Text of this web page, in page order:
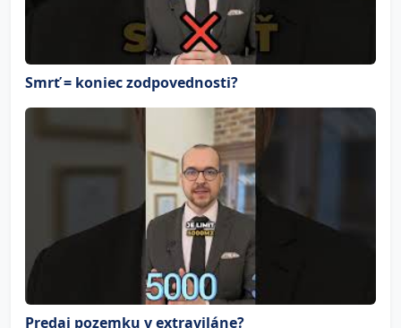
Smrť = koniec zodpovednosti?
Predaj pozemku v extraviláne?